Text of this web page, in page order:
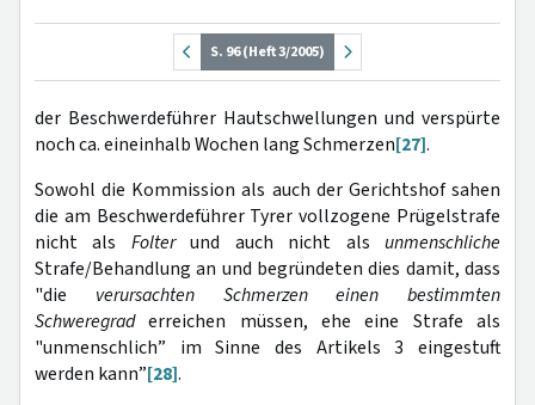
S. 96 (Heft 3/2005)
der Beschwerdeführer Hautschwellungen und verspürte
noch ca. eineinhalb Wochen lang Schmerzen[27].
Sowohl die Kommission als auch der Gerichtshof sahen
die am Beschwerdeführer Tyrer vollzogene Prügelstrafe
nicht als Folterund auch nicht alsunmenschliche
Strafe/Behandlung an und begründeten dies damit, dass
"die verursachten Schmerzen
einen bestimmten
Schweregraderreichen müssen, ehe eine Strafe als
"unmenschlich” im Sinne des Artikels 3 eingestuft
werden kann”[28].